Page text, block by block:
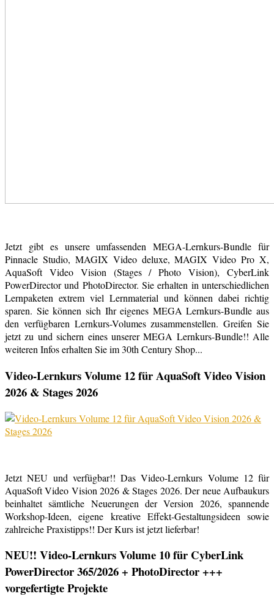
Jetzt gibt es unsere umfassenden MEGA-Lernkurs-Bundle für
Pinnacle Studio, MAGIX Video deluxe, MAGIX Video Pro X,
AquaSoft Video Vision (Stages / Photo Vision), CyberLink
PowerDirector und PhotoDirector. Sie erhalten in unterschiedlichen
Lernpaketen extrem viel Lernmaterial und können dabei richtig
sparen. Sie können sich Ihr eigenes MEGA Lernkurs-Bundle aus
den verfügbaren Lernkurs-Volumes zusammenstellen. Greifen Sie
jetzt zu und sichern eines unserer MEGA Lernkurs-Bundle!! Alle
weiteren Infos erhalten Sie im 30th Century Shop...
Video-Lernkurs Volume 12 für AquaSoft Video Vision
2026 & Stages 2026
Jetzt NEU und verfügbar!! Das Video-Lernkurs Volume 12 für
AquaSoft Video Vision 2026 & Stages 2026. Der neue Aufbaukurs
beinhaltet sämtliche Neuerungen der Version 2026, spannende
Workshop-Ideen, eigene kreative Effekt-Gestaltungsideen sowie
zahlreiche Praxistipps!! Der Kurs ist jetzt lieferbar!
NEU!! Video-Lernkurs Volume 10 für CyberLink
PowerDirector 365/2026 + PhotoDirector +++
vorgefertigte Projekte